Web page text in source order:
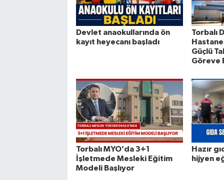
Devlet anaokullarında ön
kayıt heyecanı başladı
Torbalı
Güçlü
Göreve
Torbalı MYO’da 3+1
İşletmede Mesleki Eğitim
Modeli Başlıyor
Hazır
hijyen